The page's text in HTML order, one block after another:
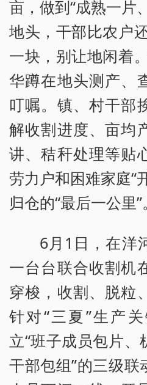
亩，做到“成熟一片
地头，干部比农户
一块，别让地闲着
华蹲在地头测产、
叮嘱。镇、村干部
解收割进度、亩均
讲、秸秆处理等贴
劳力户和困难家庭“
归仓的“最后一公里”。
6月1日，在洋
一台台联合收割机
穿梭，收割、脱粒
针对“三夏”生产
立“班子成员包片
干部包组”的三级